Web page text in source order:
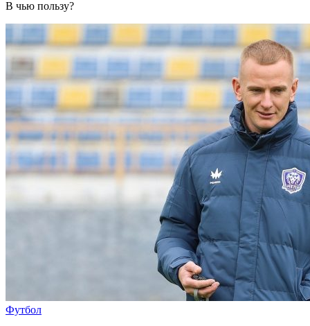
В чью пользу?
Футбол